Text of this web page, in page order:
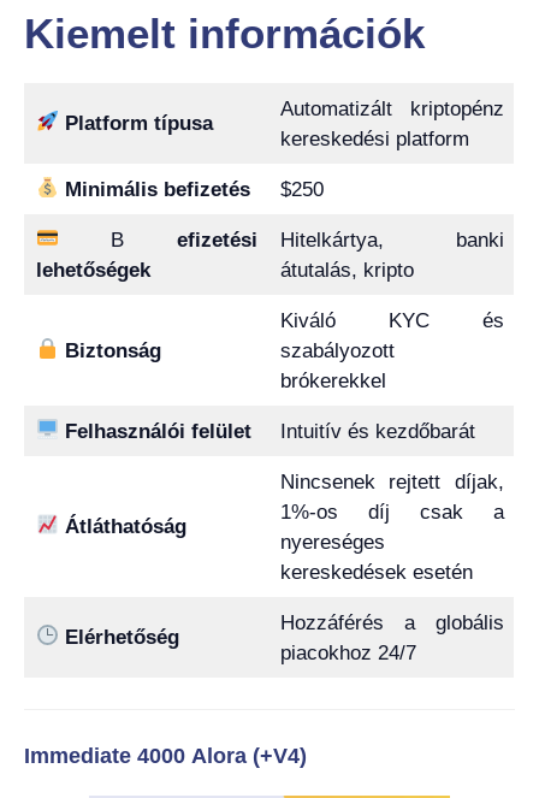
Kiemelt információk
Platform típusa
Automatizált kriptopénz
kereskedési platform
Minimális befizetés $250
B efizetési
lehetőségek
Hitelkártya, banki
átutalás, kripto
Biztonság
Kiváló KYC és
szabályozott
brókerekkel
Felhasználói felület Intuitív és kezdőbarát
Átláthatóság
Nincsenek rejtett díjak,
1%-os díj csak a
nyereséges
kereskedések esetén
Elérhetőség
Hozzáférés a globális
piacokhoz 24/7
Immediate 4000 Alora (+V4)